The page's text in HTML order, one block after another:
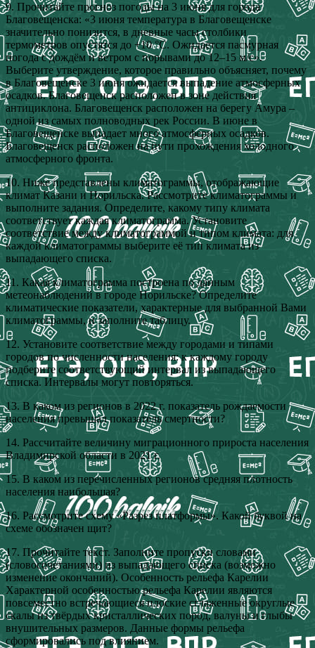
9. Прочитайте прогноз погоды на 3 июня для города
Благовещенска: «3 июня температура в Благовещенске
значительно понизится, в дневные часы столбики
термометров опустятся до +10 °С. Ожидается пасмурная
погода с дождём и ветром с порывами до 12–15 м/с».
Выберите утверждение, которое правильно объясняет, почему
в Благовещенске 3 июня ожидается выпадение атмосферных
осадков. Благовещенск расположен в зоне действия
антициклона. Благовещенск расположен на берегу Амура –
одной из самых полноводных рек России. В июне в
Благовещенске выпадает много атмосферных осадков.
Благовещенск расположен на пути прохождения холодного
атмосферного фронта.
10. Ниже представлены климатограммы, отображающие
климат Казани и Норильска. Рассмотрите климатограммы и
выполните задания. Определите, какому типу климата
соответствует каждая климатограмма. Установите
соответствие между климатограммой и типом климата: для
каждой климатограммы выберите её тип климата из
выпадающего списка.
11. Какая климатограмма построена по данным
метеонаблюдений в городе Норильске? Определите
климатические показатели, характерные для выбранной Вами
климатограммы, и заполните таблицу.
12. Установите соответствие между городами и типами
городов по численности населения: к каждому городу
подберите соответствующий интервал из выпадающего
списка. Интервалы могут повторяться.
13. В каком из регионов в 2022 г. показатель рождаемости
населения превышал показатель смертности?
14. Рассчитайте величину миграционного прироста населения
Владимирской области в 2021 г.
15. В каком из перечисленных регионов средняя плотность
населения наибольшая?
16. Рассмотрите схему «Разрез платформы». Какой буквой на
схеме обозначен щит?
17. Прочитайте текст. Заполните пропуски словами
(словосочетаниями) из выпадающего списка (возможно
изменение окончаний). Особенность рельефа Карелии
Характерной особенностью рельефа Карелии являются
повсеместно встречающиеся плоские сглаженные округлые
скалы из твёрдых кристаллических пород, валуны и глыбы
внушительных размеров. Данные формы рельефа
сформировались под влиянием.